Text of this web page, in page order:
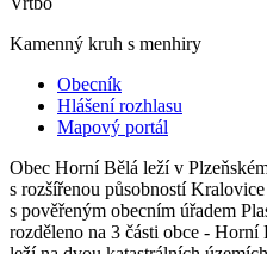
Kamenný kruh s menhiry
Obecník
Hlášení rozhlasu
Mapový portál
Obec Horní Bělá leží v
s rozšířenou působností
s pověřeným obecním úřadem
rozděleno na 3 části obce -